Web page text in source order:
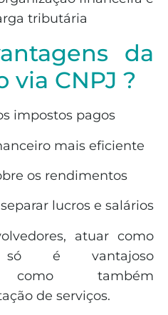
tributária
da
via CNPJ ?
impostos pagos
mais eficiente
os rendimentos
lucros e salários
atuar como
é vantajoso
como também
de serviços.